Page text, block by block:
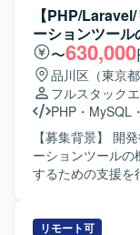
【PHP/
ーションツー
〜630,000
品川区（東京都
フルスタック
PHP ・ MySQL ・
【募集背景】 開
ーションツール
するための支援を行ってい
基本設計からテ
リモート可